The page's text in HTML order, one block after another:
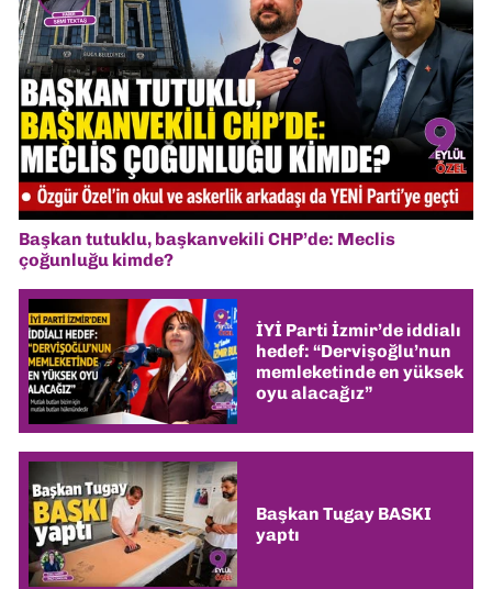
Başkan tutuklu, başkanvekili CHP’de: Meclis
çoğunluğu kimde?
İYİ Parti İzmir’de iddialı
hedef: “Dervişoğlu’nun
memleketinde en yüksek
oyu alacağız”
Başkan Tugay BASKI
yaptı